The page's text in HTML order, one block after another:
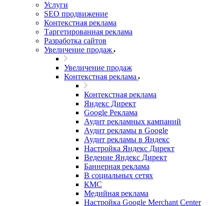
Услуги
SEO продвижение
Контекстная реклама
Таргетированная реклама
Разработка сайтов
Увеличение продаж
Увеличение продаж
Контекстная реклама
Контекстная реклама
Яндекс Директ
Google Реклама
Аудит рекламных кампаний
Аудит рекламы в Google
Аудит рекламы в Яндекс
Настройка Яндекс Директ
Ведение Яндекс Директ
Баннерная реклама
В социальных сетях
КМС
Медийная реклама
Настройка Google Merchant Center